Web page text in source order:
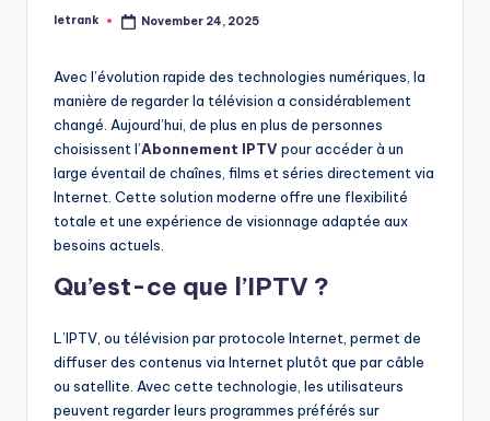
Posted
letrank November 24, 2025
Avec l’évolution rapide des technologies numériques, la
manière de regarder la télévision a considérablement
changé. Aujourd’hui, de plus en plus de personnes
choisissent l’Abonnement IPTVpour accéder à un
large éventail de chaînes, films et séries directement via
Internet. Cette solution moderne offre une flexibilité
totale et une expérience de visionnage adaptée aux
besoins actuels.
Qu’est-ce que l’IPTV ?
L’IPTV, ou télévision par protocole Internet, permet de
diffuser des contenus via Internet plutôt que par câble
ou satellite. Avec cette technologie, les utilisateurs
peuvent regarder leurs programmes préférés sur